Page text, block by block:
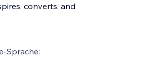
converts, and
Sprache: